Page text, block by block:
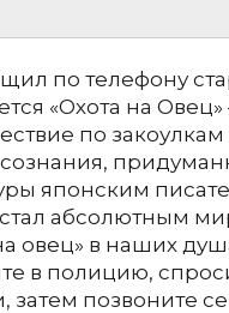
по телефону
«Охота на
по
японским
абсолютным
овец» в наших
в полицию,
позвоните